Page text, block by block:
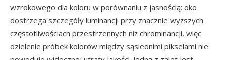
wzrokowego dla koloru w porównaniu z jasnością: oko
dostrzega szczegóły luminancji przy znacznie wyższych
częstotliwościach przestrzennych niż chrominancji, więc
dzielenie próbek kolorów między sąsiednimi pikselami nie